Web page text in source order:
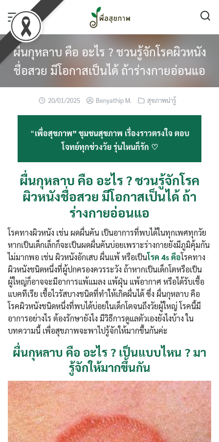
content
ผื่นกุหลาบ คือ อะไร ? ชวนรู้จักโรคผิวหนัง
ชื่อสวย มีโอกาสเป็นได้ ถ้าร่างกายอ่อนแอ
20/01/2025 Benyathip M. สุขภาพน่ารู้
“เพื่อสุขภาพ” ชุมชนสุขภาพ เรื่องราวตรงใจ ตอบ
โจทย์ทุกช่วงวัย รุ่นไหนก็รัก ♡
ผื่นกุหลาบ คือ อะไร ? ชวนรู้จักโรค
ผิวหนังชื่อสวย มีโอกาสเป็นได้ ถ้า
ร่างกายอ่อนแอ
โรคทางผิวหนัง เช่น ผดผื่นคัน เป็นอาการที่พบได้ในทุกเพศทุกวัย
หากเป็นเด็กเล็กก็จะเป็นผดผื่นคันบ่อยเพราะร่างกายยังมีภูมิคุ้มกัน
ไม่มากพอ เช่น ผิวหนังอักเสบ ผื่นแพ้ หรือเป็นโรค 4s คือโรคทาง
ผิวหนังชนิดหนึ่งที่ผู้ปกครองควรระวัง ถ้าหากเป็นเด็กโตหรือเป็น
ผู้ใหญ่ก็อาจจะมีอาการแพ้แมลง แพ้ฝุ่น แพ้อากาศ หรือได้รับเชื้อ
แบคทีเรีย เชื้อไวรัสบางชนิดที่ทำให้เกิดผื่นได้ ซึ่ง ผื่นกุหลาบ คือ
โรคผิวหนังชนิดหนึ่งที่พบได้บ่อยในเด็กโตจนถึงวัยผู้ใหญ่ โรคนี้มี
อาการอย่างไร ต้องรักษายังไง มีวิธีการดูแลตัวเองยังไงบ้าง ใน
บทความนี้ เพื่อสุขภาพจะพาไปรู้จักให้มากขึ้นกันค่ะ
ผื่นกุหลาบ คือ อะไร ? เป็นแบบไหน ? มา
รู้จักให้มากขึ้นกัน